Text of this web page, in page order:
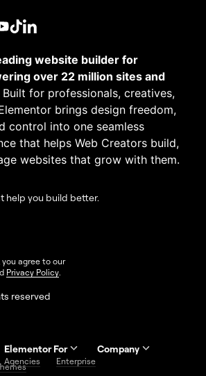
website builder for
over 22 million sites and
Built for professionals, creatives,
brings design freedom,
control into one seamless
that helps Web Creators build,
websites that grow with them.
help you build better.
agree to our
Privacy Policy.
reserved
Elementor For
Agencies Enterprise
Company